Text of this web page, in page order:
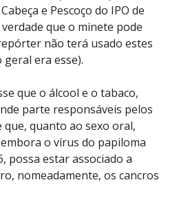
e Pescoço do IPO de
que o minete pode
não terá usado estes
era esse).
que o álcool e o tabaco,
parte responsáveis pelos
quanto ao sexo oral,
o vírus do papiloma
possa estar associado a
nomeadamente, os cancros